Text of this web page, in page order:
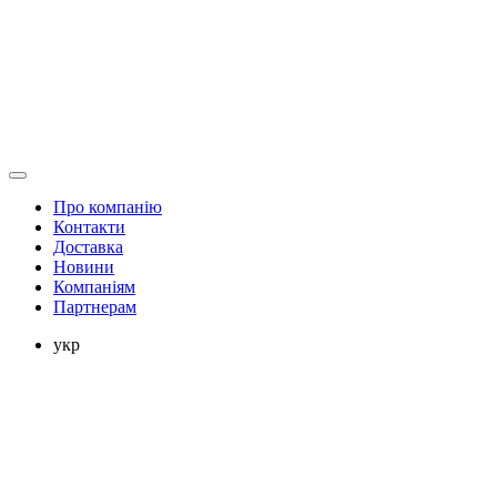
Про компанію
Контакти
Доставка
Новини
Компаніям
Партнерам
укр